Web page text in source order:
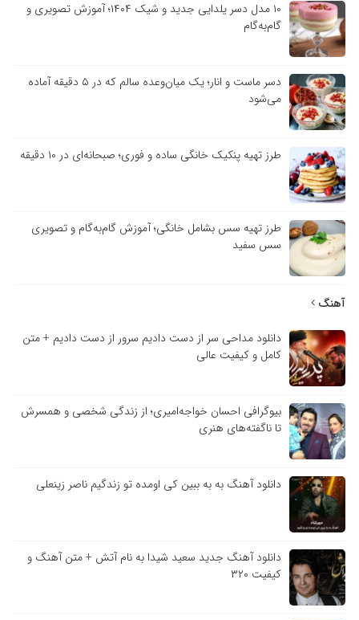
۱۰ مدل دسر یلدایی جدید و شیک ۱۴۰۴؛ آموزش تصویری و
گام‌به‌گام
دسر ماست و انار؛ یک میان‌وعده سالم که در ۵ دقیقه آماده
می‌شود
طرز تهیه پنکیک خانگی ساده و فوری؛ صبحانه‌ای در ۱۰ دقیقه
طرز تهیه سس بشامل خانگی؛ آموزش گام‌به‌گام و تصویری
سس سفید
آهنگ
دانلود مداحی سر از دست دادیم سرور از دست دادیم + متن
کامل و کیفیت عالی
بیوگرافی احسان خواجه‌امیری؛ از زندگی شخصی و همسرش
تا ناگفته‌های هنری
دانلود آهنگ به به ببین کی اومده تو زندگیم ناصر زینعلی
دانلود آهنگ جدید سعید شیدا به نام آتش + متن آهنگ و
کیفیت ۳۲۰